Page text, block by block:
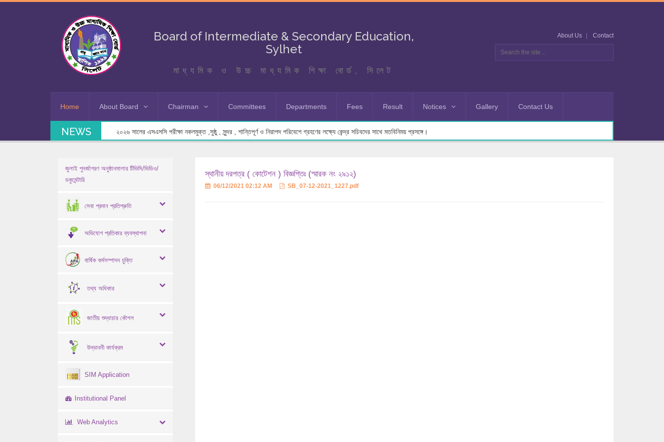
Board of Intermediate & Secondary Education,
Sylhet
মাধ্যমিক ও উচ্চ মাধ্যমিক শিক্ষা বোর্ড, সিলেট
About Us Contact
Home About Board Chairman Committees Departments Fees Result Notices Gallery Contact Us
NEWS ২০২৬ সালের এসএসসি পরীক্ষা নকলমুক্ত ,সুষ্ঠু , সুন্দর , শান্তিপূর্ণ ও নিরাপদ পরিবেশে গ্রহণের লক্ষ্যে কেন্দ্র সচিবদের সাথে মতবিনিময় প্রসঙ্গে।
জুলাই পুনর্জাগরণ অনুষ্ঠানমালার টিভিসি/ভিডিও/
ডকুমেন্টারি
সেবা প্রদান প্রতিশ্রুতি
অভিযোগ প্রতিকার ব্যবস্থাপনা
বার্ষিক কর্মসম্পাদন চুক্তি
তথ্য অধিকার
জাতীয় শুদ্ধাচার কৌশল
উদ্ভাবনী কার্যক্রম
SIM Application
Institutional Panel
Web Analytics
স্থানীয় দরপত্র ( কোটেশন ) বিজ্ঞপ্তিঃ (স্মারক নং ২৯১২)
06/12/2021 02:12 AM SB_07-12-2021_1227.pdf